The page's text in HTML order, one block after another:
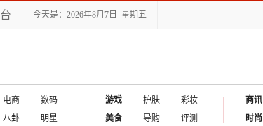
今天是：2026年8月7日 星期五
电商
数码
八卦 明星
游戏 护肤
彩妆
美食
导购 评测
商讯
时尚